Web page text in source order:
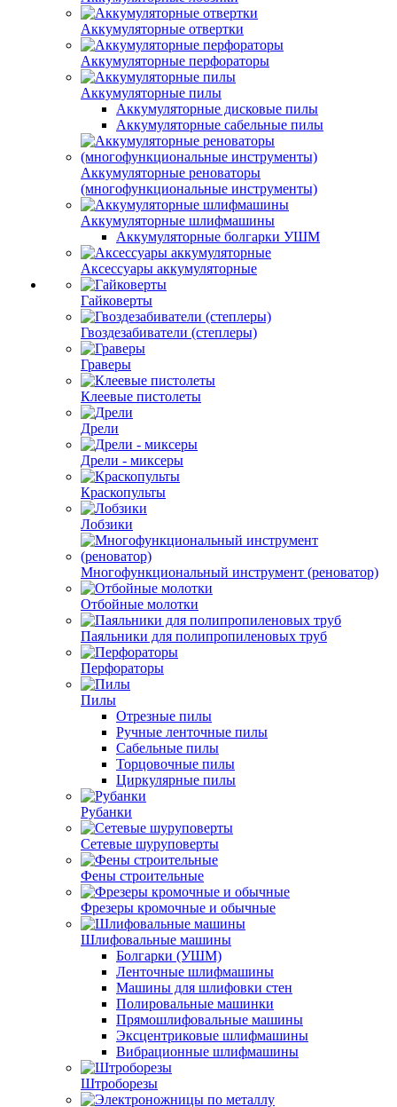
Аккумуляторные отвертки
Аккумуляторные перфораторы
Аккумуляторные пилы
Аккумуляторные дисковые пилы
Аккумуляторные сабельные пилы
Аккумуляторные реноваторы
(многофункциональные инструменты)
Аккумуляторные шлифмашины
Аккумуляторные болгарки УШМ
Аксессуары аккумуляторные
Гайковерты
Гвоздезабиватели (степлеры)
Граверы
Клеевые пистолеты
Дрели
Дрели - миксеры
Краскопульты
Лобзики
Многофункциональный инструмент (реноватор)
Отбойные молотки
Паяльники для полипропиленовых труб
Перфораторы
Пилы
Отрезные пилы
Ручные ленточные пилы
Сабельные пилы
Торцовочные пилы
Циркулярные пилы
Рубанки
Сетевые шуруповерты
Фены строительные
Фрезеры кромочные и обычные
Шлифовальные машины
Болгарки (УШМ)
Ленточные шлифмашины
Машины для шлифовки стен
Полировальные машинки
Прямошлифовальные машины
Эксцентриковые шлифмашины
Вибрационные шлифмашины
Штроборезы